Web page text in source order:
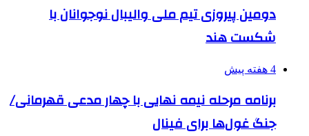
دومین پیروزی تیم ملی والیبال نوجوانان با
شکست هند
4 هفته پیش
برنامه مرحله نیمه نهایی با چهار مدعی قهرمانی/
جنگ غول‌ها برای فینال